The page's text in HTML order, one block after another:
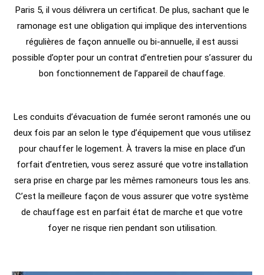
Paris 5, il vous délivrera un certificat. De plus, sachant que le
ramonage est une obligation qui implique des interventions
régulières de façon annuelle ou bi-annuelle, il est aussi
possible d’opter pour un contrat d’entretien pour s’assurer du
bon fonctionnement de l’appareil de chauffage.
Les conduits d’évacuation de fumée seront ramonés une ou
deux fois par an selon le type d’équipement que vous utilisez
pour chauffer le logement. À travers la mise en place d’un
forfait d’entretien, vous serez assuré que votre installation
sera prise en charge par les mêmes ramoneurs tous les ans.
C’est la meilleure façon de vous assurer que votre système
de chauffage est en parfait état de marche et que votre
foyer ne risque rien pendant son utilisation.